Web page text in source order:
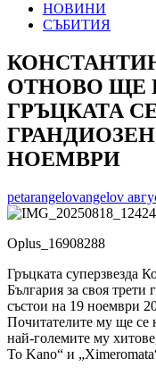
НОВИНИ
СЪБИТИЯ
ОТНОВО ЩЕ
ГРЪЦКАТА
НОЕМВРИ
petarangelovangelov
Oplus_16908288
Гръцката суперзвезда
България за своя трети
състои на 19 ноември
Почитателите му ще се
най-големите му
To Kano“ и